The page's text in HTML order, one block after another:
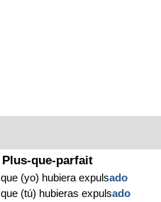
Plus-que-parfait
que (yo) hubiera expulsado
que (tú) hubieras expulsado